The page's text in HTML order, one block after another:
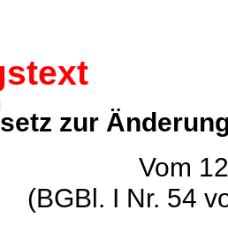
zur
Vom
(BGBl. I Nr. 54